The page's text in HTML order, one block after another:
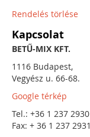
Rendelés törlése
Kapcsolat
BETŰ-MIX KFT.
1116 Budapest,
Vegyész u. 66-68.
Google térkép
Tel.: +36 1 237 2930
Fax: + 36 1 237 2931